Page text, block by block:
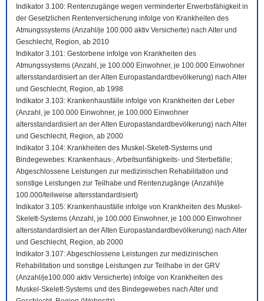
Indikator 3.100: Rentenzugänge wegen verminderter Erwerbsfähigkeit in
der Gesetzlichen Rentenversicherung infolge von Krankheiten des
Atmungssystems (Anzahl/je 100.000 aktiv Versicherte) nach Alter und
Geschlecht, Region, ab 2010
Indikator 3.101: Gestorbene infolge von Krankheiten des
Atmungssystems (Anzahl, je 100.000 Einwohner, je 100.000 Einwohner
altersstandardisiert an der Alten Europastandardbevölkerung) nach Alter
und Geschlecht, Region, ab 1998
Indikator 3.103: Krankenhausfälle infolge von Krankheiten der Leber
(Anzahl, je 100.000 Einwohner, je 100.000 Einwohner
altersstandardisiert an der Alten Europastandardbevölkerung) nach Alter
und Geschlecht, Region, ab 2000
Indikator 3.104: Krankheiten des Muskel-Skelett-Systems und
Bindegewebes: Krankenhaus-, Arbeitsunfähigkeits- und Sterbefälle;
Abgeschlossene Leistungen zur medizinischen Rehabilitation und
sonstige Leistungen zur Teilhabe und Rentenzugänge (Anzahl/je
100.000/teilweise altersstandardisiert)
Indikator 3.105: Krankenhausfälle infolge von Krankheiten des Muskel-
Skelett-Systems (Anzahl, je 100.000 Einwohner, je 100.000 Einwohner
altersstandardisiert an der Alten Europastandardbevölkerung) nach Alter
und Geschlecht, Region, ab 2000
Indikator 3.107: Abgeschlossene Leistungen zur medizinischen
Rehabilitation und sonstige Leistungen zur Teilhabe in der GRV
(Anzahl/je100.000 aktiv Versicherte) infolge von Krankheiten des
Muskel-Skelett-Systems und des Bindegewebes nach Alter und